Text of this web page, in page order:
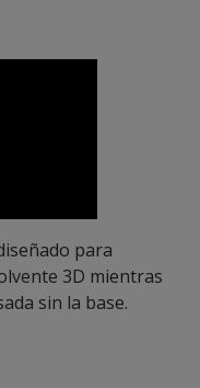
para
3D mientras
sin la base.